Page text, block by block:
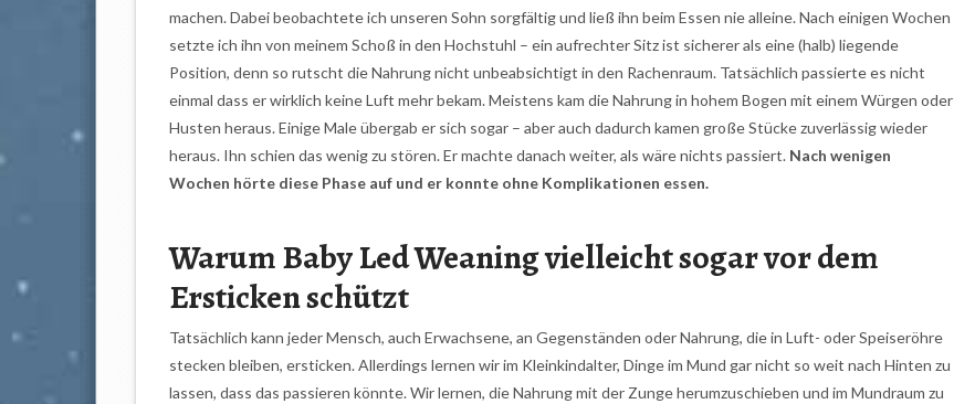
machen. Dabei beobachtete ich unseren Sohn sorgfältig und ließ ihn beim Essen nie alleine. Nach einigen Wochen
setzte ich ihn von meinem Schoß in den Hochstuhl – ein aufrechter Sitz ist sicherer als eine (halb) liegende
Position, denn so rutscht die Nahrung nicht unbeabsichtigt in den Rachenraum. Tatsächlich passierte es nicht
einmal dass er wirklich keine Luft mehr bekam. Meistens kam die Nahrung in hohem Bogen mit einem Würgen oder
Husten heraus. Einige Male übergab er sich sogar – aber auch dadurch kamen große Stücke zuverlässig wieder
heraus. Ihn schien das wenig zu stören. Er machte danach weiter, als wäre nichts passiert. Nach wenigen
Wochen hörte diese Phase auf und er konnte ohne Komplikationen essen.
Warum Baby Led Weaning vielleicht sogar vor dem
Ersticken schützt
Tatsächlich kann jeder Mensch, auch Erwachsene, an Gegenständen oder Nahrung, die in Luft- oder Speiseröhre
stecken bleiben, ersticken. Allerdings lernen wir im Kleinkindalter, Dinge im Mund gar nicht so weit nach Hinten zu
lassen, dass das passieren könnte. Wir lernen, die Nahrung mit der Zunge herumzuschieben und im Mundraum zu